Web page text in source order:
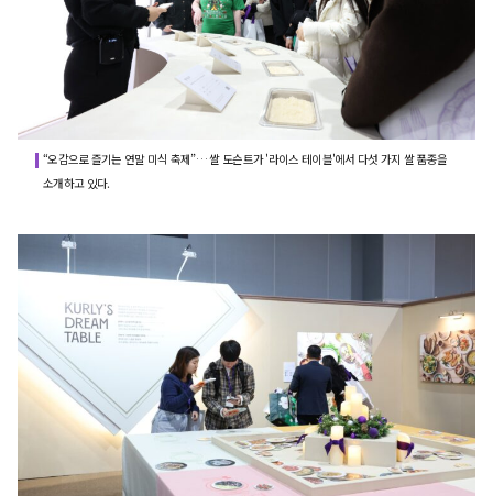
“오감으로 즐기는 연말 미식 축제”… 쌀 도슨트가 '라이스 테이블'에서 다섯 가지 쌀 품종을
소개하고 있다.